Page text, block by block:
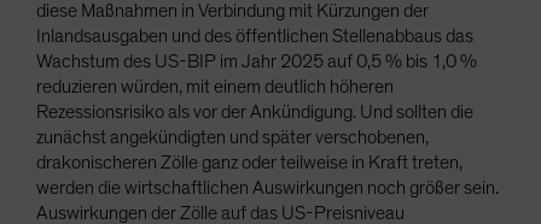
diese Maßnahmen in Verbindung mit Kürzungen der
Inlandsausgaben und des öffentlichen Stellenabbaus das
Wachstum des US-BIP im Jahr 2025 auf 0,5 % bis 1,0 %
reduzieren würden, mit einem deutlich höheren
Rezessionsrisiko als vor der Ankündigung. Und sollten die
zunächst angekündigten und später verschobenen,
drakonischeren Zölle ganz oder teilweise in Kraft treten,
werden die wirtschaftlichen Auswirkungen noch größer sein.
Auswirkungen der Zölle auf das US-Preisniveau